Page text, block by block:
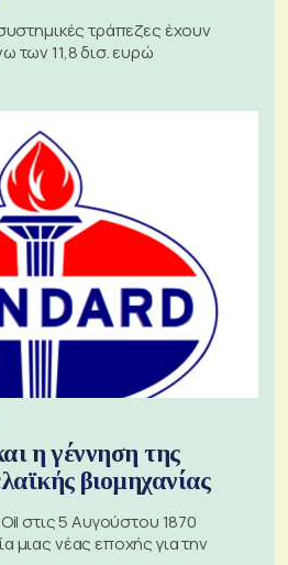
τράπεζες έχουν
των 11,8 δισ. ευρώ
η γέννηση της
βιομηχανίας
στις 5 Αυγούστου 1870
μιας νέας εποχής για την